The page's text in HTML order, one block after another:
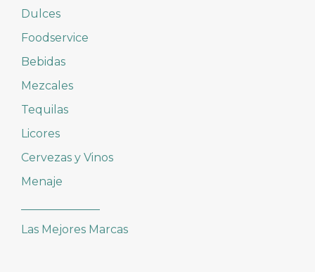
Dulces
Foodservice
Bebidas
Mezcales
Tequilas
Licores
Cervezas y Vinos
Menaje
Las Mejores Marcas